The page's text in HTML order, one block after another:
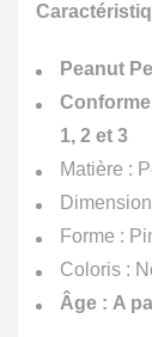
Peanut
1, 2 et 3
Matière :
Forme :
Coloris :
Âge : A